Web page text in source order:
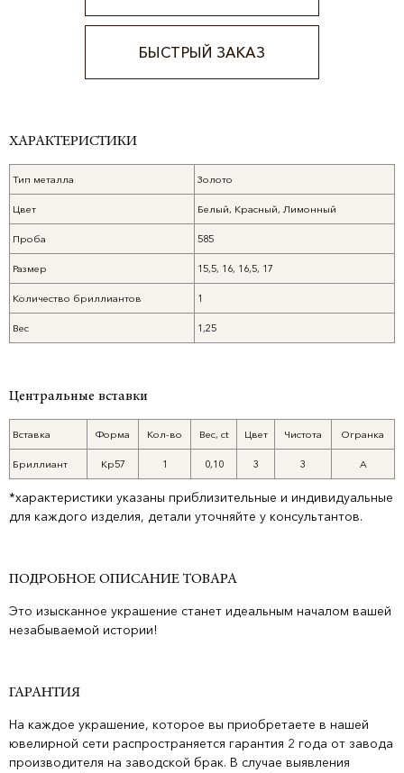
БЫСТРЫЙ ЗАКАЗ
ХАРАКТЕРИСТИКИ
Тип металла Золото
Цвет Белый, Красный, Лимонный
Проба 585
Размер 15,5, 16, 16,5, 17
Количество бриллиантов 1
Вес 1,25
Центральные вставки
Вставка Форма Кол-во Вес, ct Цвет Чистота Огранка
Бриллиант Кр57 1 0,10 3 3 А
*характеристики указаны приблизительные и индивидуальные
для каждого изделия, детали уточняйте у консультантов.
ПОДРОБНОЕ ОПИСАНИЕ ТОВАРА
Это изысканное украшение станет идеальным началом вашей
незабываемой истории!
ГАРАНТИЯ
На каждое украшение, которое вы приобретаете в нашей
ювелирной сети распространяется гарантия 2 года от завода
производителя на заводской брак. В случае выявления